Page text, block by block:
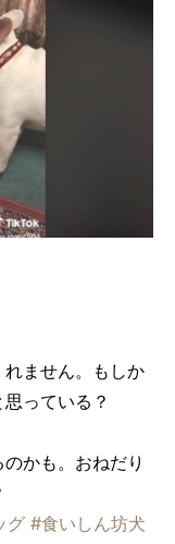
ません。もしか
っている？
かも。おねだり
グ #食いしん坊犬